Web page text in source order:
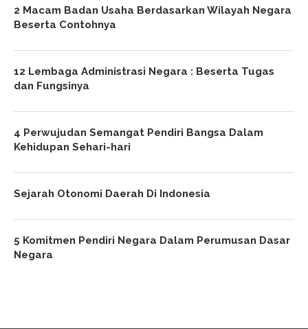
2 Macam Badan Usaha Berdasarkan Wilayah Negara
Beserta Contohnya
12 Lembaga Administrasi Negara : Beserta Tugas
dan Fungsinya
4 Perwujudan Semangat Pendiri Bangsa Dalam
Kehidupan Sehari-hari
Sejarah Otonomi Daerah Di Indonesia
5 Komitmen Pendiri Negara Dalam Perumusan Dasar
Negara